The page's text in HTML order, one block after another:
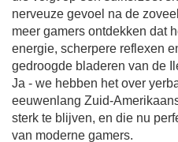
gedroogde bladeren van de
Ja - we hebben het over
eeuwenlang Zuid-
sterk te blijven, en die nu
van moderne gamers.
Meer lezen